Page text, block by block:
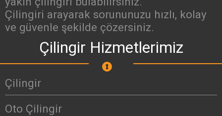
Çilingiri arayarak sorununuzu hızlı, kolay
ve güvenle şekilde çözersiniz.
Çilingir Hizmetlerimiz
Çilingir
Oto Çilingir